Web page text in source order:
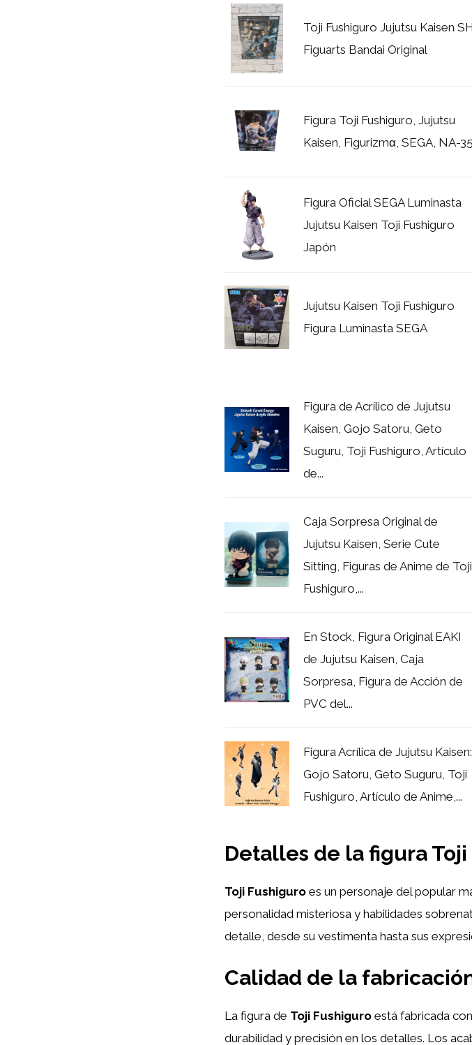
Toji Fushiguro Jujutsu Kaisen SH
Figuarts Bandai Original
Figura Toji Fushiguro, Jujutsu
Kaisen, Figurizmα, SEGA, NA-35
Figura Oficial SEGA Luminasta
Jujutsu Kaisen Toji Fushiguro
Japón
Jujutsu Kaisen Toji Fushiguro
Figura Luminasta SEGA
Figura de Acrílico de Jujutsu
Kaisen, Gojo Satoru, Geto
Suguru, Toji Fushiguro, Artículo
de...
Caja Sorpresa Original de
Jujutsu Kaisen, Serie Cute
Sitting, Figuras de Anime de Toji
Fushiguro,...
En Stock, Figura Original EAKI
de Jujutsu Kaisen, Caja
Sorpresa, Figura de Acción de
PVC del...
Figura Acrílica de Jujutsu Kaisen:
Gojo Satoru, Geto Suguru, Toji
Fushiguro, Artículo de Anime,...
Detalles de la figura
Toji Fushiguro es un personaje del popular
personalidad misteriosa y habilidades
detalle, desde su vestimenta hasta sus
Calidad de la
La figura de Toji Fushiguro está fabricada
durabilidad y precisión en los detalles. Los